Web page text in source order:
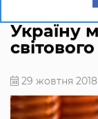
Україну
29 жовтня 2018